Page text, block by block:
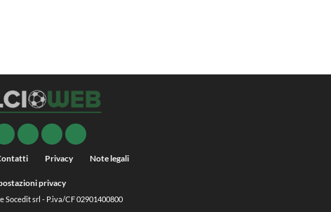
Privacy Note legali
privacy
Socedit srl - P.iva/CF 02901400800